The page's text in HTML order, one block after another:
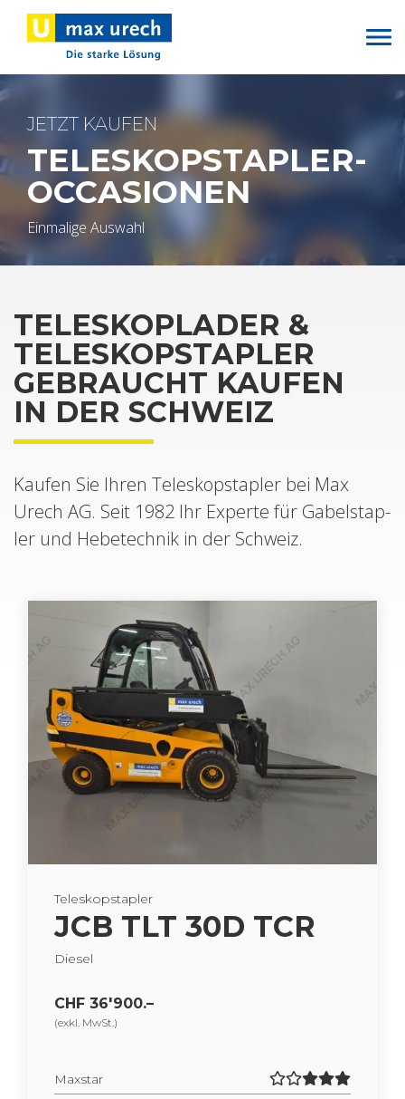
JETZT KAU­FEN
TE­LE­SKOP­STAP­LER-
OC­CA­SIO­NEN
Ein­ma­li­ge Aus­wahl
TE­LE­SKOP­LA­DER &
TE­LE­SKOP­STAP­LER
GE­BRAUCHT KAU­FEN
IN DER SCHWEIZ
Kau­fen Sie Ihren Te­le­skop­stap­ler bei Max
Urech AG. Seit 1982 Ihr Ex­per­te für Ga­bel­stap­
ler und He­be­tech­nik in der Schweiz.
Te­le­skop­stap­ler
JCB TLT 30D TCR
Die­sel
CHF 36'900.–
(exkl. MwSt.)
Max­star